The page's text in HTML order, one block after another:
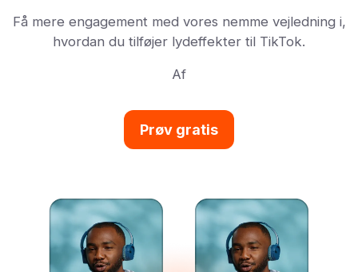
Få mere engagement med vores nemme vejledning i,
hvordan du tilføjer lydeffekter til TikTok.
Af
Prøv gratis